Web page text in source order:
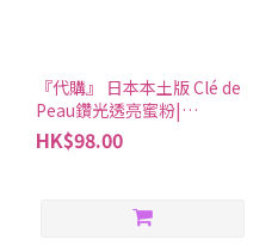
『代購』 日本本土版 Clé de
Peau鑽光透亮蜜粉|
TRANSLUCENT LOOSE
POWDER/Refill|CPB|搵好西
HK$98.00